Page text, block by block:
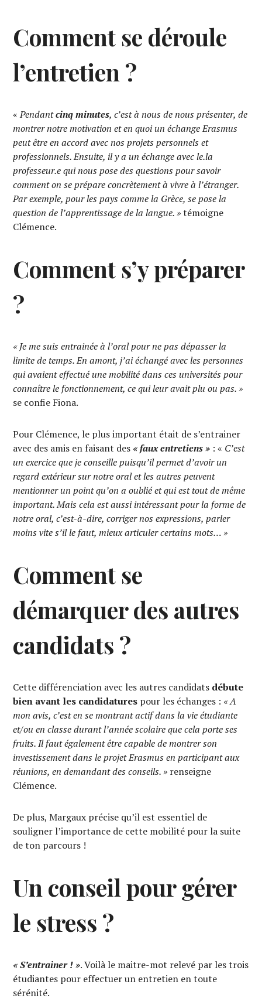
Comment se déroule
l’entretien ?
«Pendantcinq minutes, c’est à nous de nous présenter, de
montrer notre motivation et en quoi un échange Erasmus
peut être en accord avec nos projets personnels et
professionnels. Ensuite, il y a un échange avec le.la
professeur.e qui nous pose des questions pour savoir
comment on se prépare concrètement à vivre à l’étranger.
Par exemple, pour les pays comme la Grèce, se pose la
question de l’apprentissage de la langue. »témoigne
Clémence.
Comment s’y préparer
?
« Je me suis entrainée à l’oral pour ne pas dépasser la
limite de temps. En amont, j’ai échangé avec les personnes
qui avaient effectué une mobilité dans ces universités pour
connaître le fonctionnement, ce qui leur avait plu ou pas. »
se confie Fiona.
Pour Clémence, le plus important était de s’entrainer
avec des amis en faisant des « faux entretiens » : « C’est
un exercice que je conseille puisqu’il permet d’avoir un
regard extérieur sur notre oral et les autres peuvent
mentionner un point qu’on a oublié et qui est tout de même
important. Mais cela est aussi intéressant pour la forme de
notre oral, c’est-à-dire, corriger nos expressions, parler
moins vite s’il le faut, mieux articuler certains mots… »
Comment se
démarquer des autres
candidats ?
Cette différenciation avec les autres candidats débute
bien avant les candidatures pour les échanges : « A
mon avis, c’est en se montrant actif dans la vie étudiante
et/ou en classe durant l’année scolaire que cela porte ses
fruits. Il faut également être capable de montrer son
investissement dans le projet Erasmus en participant aux
réunions, en demandant des conseils. » renseigne
Clémence.
De plus, Margaux précise qu’il est essentiel de
souligner l’importance de cette mobilité pour la suite
de ton parcours !
Un conseil pour gérer
le stress ?
« S’entrainer ! ». Voilà le maitre-mot relevé par les trois
étudiantes pour effectuer un entretien en toute
sérénité.